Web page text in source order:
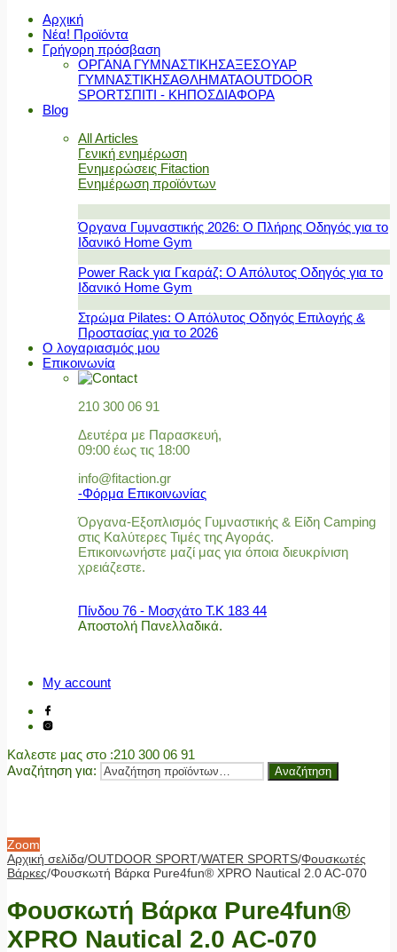
Αρχική
Νέα! Προϊόντα
Γρήγορη πρόσβαση
ΟΡΓΑΝΑ ΓΥΜΝΑΣΤΙΚΗΣΑΞΕΣΟΥΑΡ
ΓΥΜΝΑΣΤΙΚΗΣΑΘΛΗΜΑΤΑOUTDOOR
SPORTΣΠΙΤΙ - ΚΗΠΟΣΔΙΑΦΟΡΑ
Blog
All Articles
Γενική ενημέρωση
Ενημερώσεις Fitaction
Ενημέρωση προϊόντων
Όργανα Γυμναστικής 2026: Ο Πλήρης Οδηγός για το
Ιδανικό Home Gym
Power Rack για Γκαράζ: Ο Απόλυτος Οδηγός για το
Ιδανικό Home Gym
Στρώμα Pilates: Ο Απόλυτος Οδηγός Επιλογής &
Προστασίας για το 2026
Ο λογαριασμός μου
Επικοινωνία
210 300 06 91
Δευτέρα με Παρασκευή,
09:00 έως τις 18:00
info@fitaction.gr
-Φόρμα Επικοινωνίας
Όργανα-Εξοπλισμός Γυμναστικής & Είδη Camping
στις Καλύτερες Τιμές της Αγοράς.
Επικοινωνήστε μαζί μας για όποια διευκρίνιση
χρειάζεστε.
Πίνδου 76 - Μοσχάτο Τ.Κ 183 44
Αποστολή Πανελλαδικά.
My account
Καλεστε μας στο :210 300 06 91
Αναζήτηση για:
Αναζήτηση
Zoom
Αρχική σελίδα/OUTDOOR SPORT/WATER SPORTS/Φουσκωτές
Βάρκες/Φουσκωτή Βάρκα Pure4fun® XPRO Nautical 2.0 AC-070
Φουσκωτή Βάρκα Pure4fun®
XPRO Nautical 2.0 AC-070